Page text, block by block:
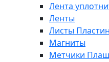
Лента
Ленты
Листы
Магниты
Метчики